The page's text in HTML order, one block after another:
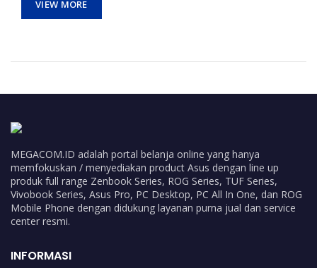
VIEW MORE
MEGACOM.ID adalah portal belanja online yang hanya
memfokuskan / menyediakan product Asus dengan line up
produk full range Zenbook Series, ROG Series, TUF Series,
Vivobook Series, Asus Pro, PC Desktop, PC All In One, dan ROG
Mobile Phone dengan didukung layanan purna jual dan service
center resmi.
INFORMASI